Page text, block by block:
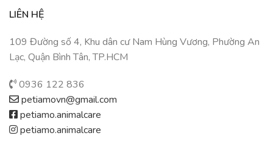
LIÊN HỆ
109 Đường số 4, Khu dân cư Nam Hùng Vương, Phường An
Lạc, Quận Bình Tân, TP.HCM
0936 122 836
petiamovn@gmail.com
petiamo.animalcare
petiamo.animalcare